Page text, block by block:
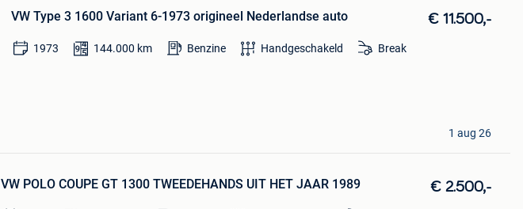
VW Type 3 1600 Variant 6-1973 origineel Nederlandse auto € 11.500,-
1973 144.000 km Benzine Handgeschakeld Break
1 aug 26
VW POLO COUPE GT 1300 TWEEDEHANDS UIT HET JAAR 1989 € 2.500,-